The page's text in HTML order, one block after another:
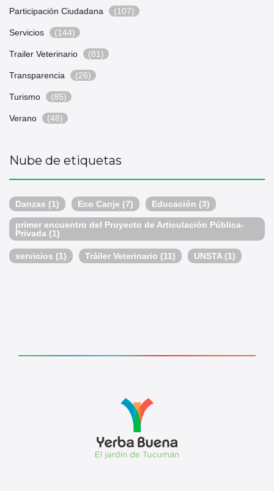
Participación Ciudadana (107)
Servicios (144)
Trailer Veterinario (81)
Transparencia (26)
Turismo (85)
Verano (48)
Nube de etiquetas
Danzas (1) Eco Canje (7) Educación (3)
primer encuentro del Proyecto de Articulación Pública-
Privada (1)
servicios (1) Tráiler Veterinario (11) UNSTA (1)